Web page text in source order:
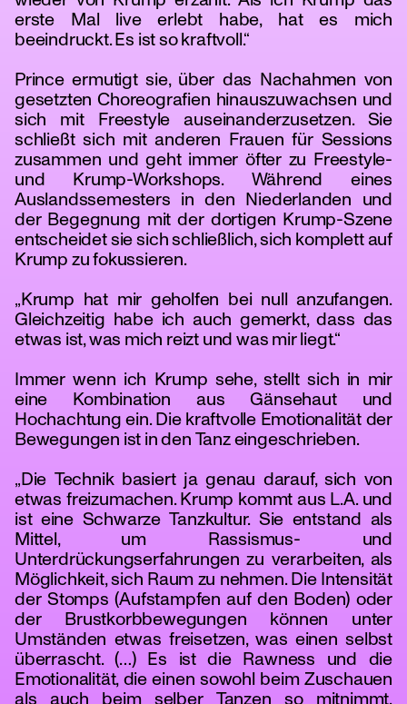
erste Mal live erlebt habe, hat es mich
beeindruckt. Es ist so kraftvoll.“
Prince ermutigt sie, über das Nachahmen von
gesetzten Choreografien hinauszuwachsen und
sich mit Freestyle auseinanderzusetzen. Sie
schließt sich mit anderen Frauen für Sessions
zusammen und geht immer öfter zu Freestyle-
und Krump-Workshops. Während eines
Auslandssemesters in den Niederlanden und
der Begegnung mit der dortigen Krump-Szene
entscheidet sie sich schließlich, sich komplett auf
Krump zu fokussieren.
„Krump hat mir geholfen bei null anzufangen.
Gleichzeitig habe ich auch gemerkt, dass das
etwas ist, was mich reizt und was mir liegt.“
Immer wenn ich Krump sehe, stellt sich in mir
eine Kombination aus Gänsehaut und
Hochachtung ein. Die kraftvolle Emotionalität der
Bewegungen ist in den Tanz eingeschrieben.
„Die Technik basiert ja genau darauf, sich von
etwas freizumachen. Krump kommt aus L.A. und
ist eine Schwarze Tanzkultur. Sie entstand als
Mittel, um Rassismus- und
Unterdrückungserfahrungen zu verarbeiten, als
Möglichkeit, sich Raum zu nehmen. Die Intensität
der Stomps (Aufstampfen auf den Boden) oder
der Brustkorbbewegungen können unter
Umständen etwas freisetzen, was einen selbst
überrascht. (…) Es ist die Rawness und die
Emotionalität, die einen sowohl beim Zuschauen
als auch beim selber Tanzen so mitnimmt.
tanz